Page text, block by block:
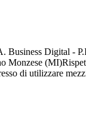
Business Digital -
Monzese (MI)
di utilizzare